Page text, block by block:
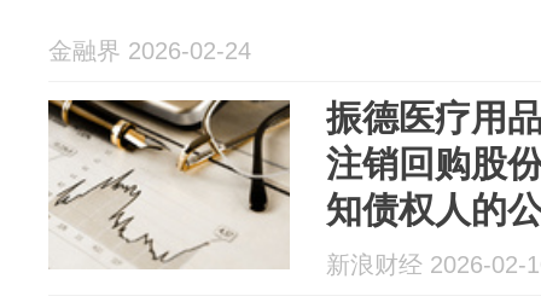
金融界 2026-02-24
振德医疗用
注销回购股
知债权人的
新浪财经 2026-02-